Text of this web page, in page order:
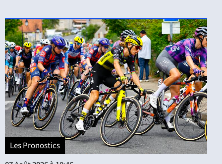
Les Pronostics